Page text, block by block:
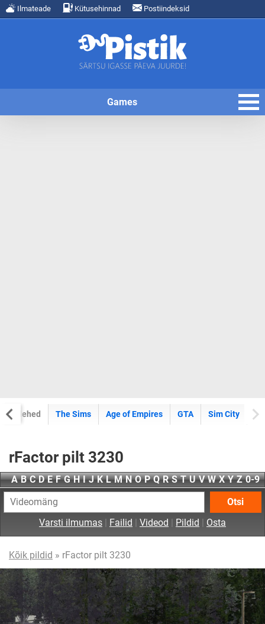
Ilmateade Kütusehinnad Postiindeksid
Games
Erilehed The Sims Age of Empires GTA Sim City
rFactor pilt 3230
A B C D E F G H I J K L M N O P Q R S T U V W X Y Z 0-9
Otsi
Varsti ilmumas | Failid | Videod | Pildid | Osta
Kõik pildid » rFactor pilt 3230